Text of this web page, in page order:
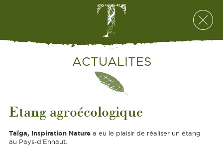
ACTUALITES
Etang agroécologique
Taïga, Inspiration Naturea eu le plaisir de réaliser un étang
au Pays-d'Enhaut.